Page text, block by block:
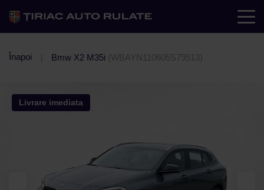
Înapoi Bmw X2 M35i (WBAYN110605S79513)
Livrare imediata